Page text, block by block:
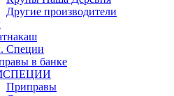
Другие производители
Специи
в банке
Приправы